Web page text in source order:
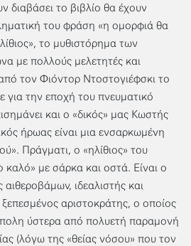
διαβάσει το βιβλίο θα έχουν
του φράση «η ομορφιά θα
το μυθιστόρημα των
με πολλούς μελετητές και
τον Φιόντορ Ντοστογιέφσκι το
για την εποχή του πνευματικό
και ο «δικός» μας Κωστής
ήρωας είναι μια ενσαρκωμένη
Πράγματι, ο «ηλίθιος» του
καλό» με σάρκα και οστά. Είναι ο
αιθεροβάμων, ιδεαλιστής και
αριστοκράτης, ο οποίος
ύστερα από πολυετή παραμονή
(λόγω της «θείας νόσου» που τον